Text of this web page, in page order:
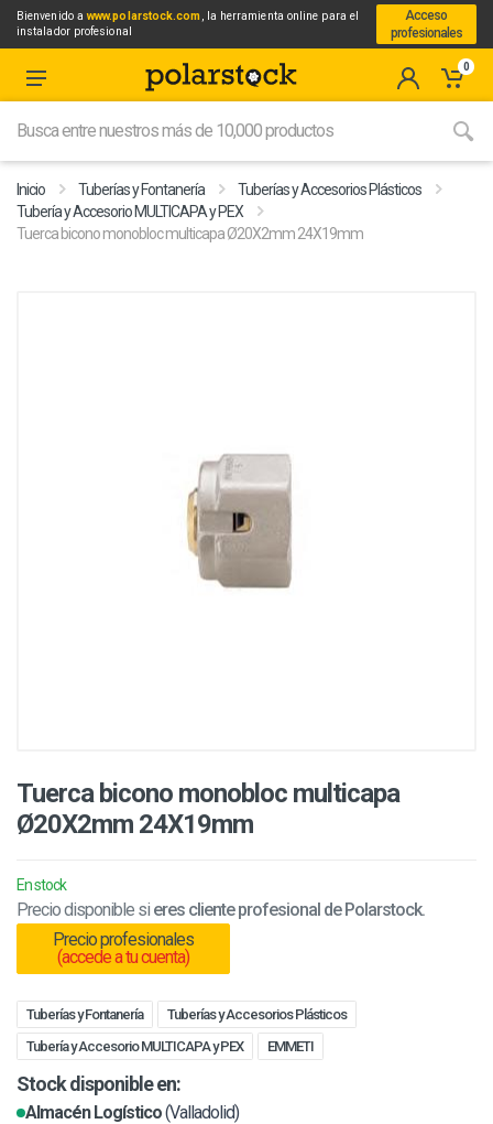
Bienvenido awww.polarstock.com, la herramienta online para el
instalador profesional
Acceso
profesionales
0
Inicio Tuberías y Fontanería
Tuberías y Accesorios Plásticos
Tubería y Accesorio MULTICAPA y PEX
Tuerca bicono monobloc multicapa Ø20X2mm 24X19mm
Tuerca bicono monobloc multicapa
Ø20X2mm 24X19mm
En stock
Precio disponible si eres cliente profesional de Polarstock.
Precio profesionales
(accede a tu cuenta)
Tuberías y Fontanería
Tuberías y Accesorios Plásticos
Tubería y Accesorio MULTICAPA y PEX
EMMETI
Stock disponible en:
Almacén Logístico(Valladolid)